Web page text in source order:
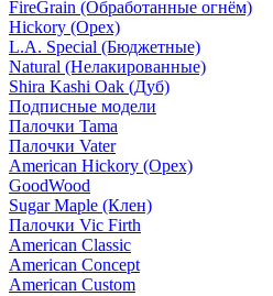
FireGrain (Обработанные огнём)
Hickory (Орех)
L.A. Special (Бюджетные)
Natural (Нелакированные)
Shira Kashi Oak (Дуб)
Подписные модели
Палочки Tama
Палочки Vater
American Hickory (Орех)
GoodWood
Sugar Maple (Клен)
Палочки Vic Firth
American Classic
American Concept
American Custom